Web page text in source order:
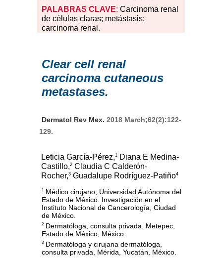
PALABRAS CLAVE: Carcinoma renal
de células claras; metástasis;
carcinoma renal.
Clear cell renal
carcinoma cutaneous
metastases.
Dermatol Rev Mex. 2018 March;62(2):122-
129.
Leticia García-Pérez,1
Diana E Medina-
Castillo,2 Claudia C Calderón-
Rocher,3 Guadalupe Rodríguez-Patiño4
1 Médico cirujano, Universidad Autónoma del
Estado de México. Investigación en el
Instituto Nacional de Cancerología, Ciudad
de México.
2 Dermatóloga, consulta privada, Metepec,
Estado de México, México.
3 Dermatóloga y cirujana dermatóloga,
consulta privada, Mérida, Yucatán, México.